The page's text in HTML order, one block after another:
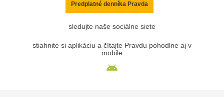
Predplatné denníka Pravda
sledujte naše sociálne siete
stiahnite si aplikáciu a čítajte Pravdu pohodlne aj v
mobile